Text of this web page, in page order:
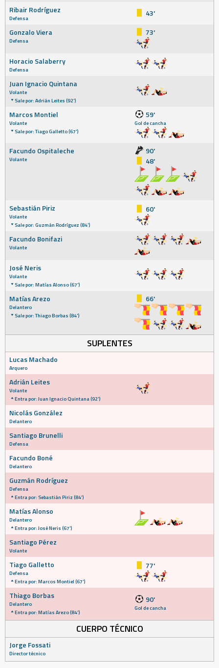
Ribair Rodríguez
Defensa
43'
Gonzalo Viera
Defensa
73'
Horacio Salaberry
Defensa
Juan Ignacio Quintana
Volante
Sale por: Adrián Leites (92')
Marcos Montiel
Volante
Sale por: Tiago Galletto (67')
59'
Gol de cancha
Facundo Ospitaleche
Volante
90'
48'
Sebastián Piriz
Volante
Sale por: Guzmán Rodríguez (84')
60'
Facundo Bonifazi
Volante
José Neris
Volante
Sale por: Matías Alonso (67')
Matías Arezo
Delantero
Sale por: Thiago Borbas (84')
66'
SUPLENTES
Lucas Machado
Arquero
Adrián Leites
Volante
Entra por: Juan Ignacio Quintana (92')
Nicolás González
Delantero
Santiago Brunelli
Defensa
Facundo Boné
Delantero
Guzmán Rodríguez
Defensa
Entra por: Sebastián Piriz (84')
Matías Alonso
Delantero
Entra por: José Neris (67')
Santiago Pérez
Volante
Tiago Galletto
Defensa
Entra por: Marcos Montiel (67')
77'
Thiago Borbas
Delantero
Entra por: Matías Arezo (84')
90'
Gol de cancha
CUERPO TÉCNICO
Jorge Fossati
Director técnico